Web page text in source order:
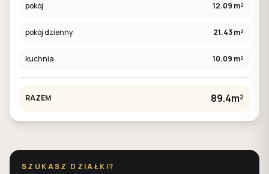
pokój 12.09 m²
pokój dzienny 21.43 m²
kuchnia 10.09 m²
RAZEM 89.4m²
SZUKASZ DZIAŁKI?